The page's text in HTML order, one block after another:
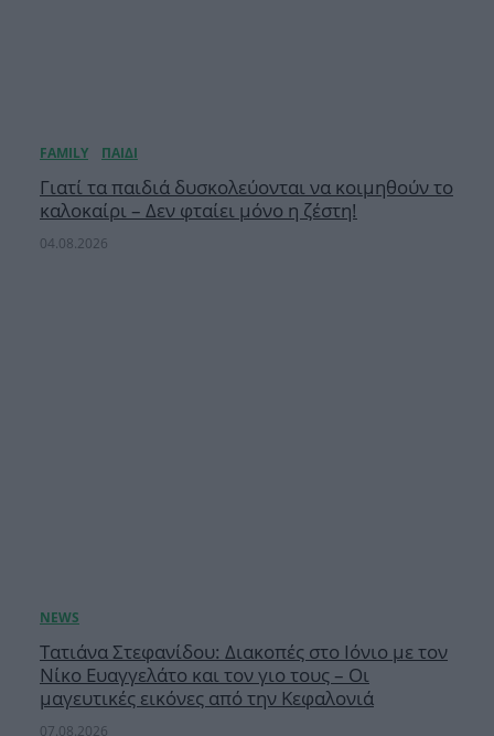
Γιατί τα παιδιά δυσκολεύονται να κοιμηθούν το
καλοκαίρι – Δεν φταίει μόνο η ζέστη!
04.08.2026
Τατιάνα Στεφανίδου: Διακοπές στο Ιόνιο με τον
Νίκο Ευαγγελάτο και τον γιο τους – Οι
μαγευτικές εικόνες από την Κεφαλονιά
07.08.2026